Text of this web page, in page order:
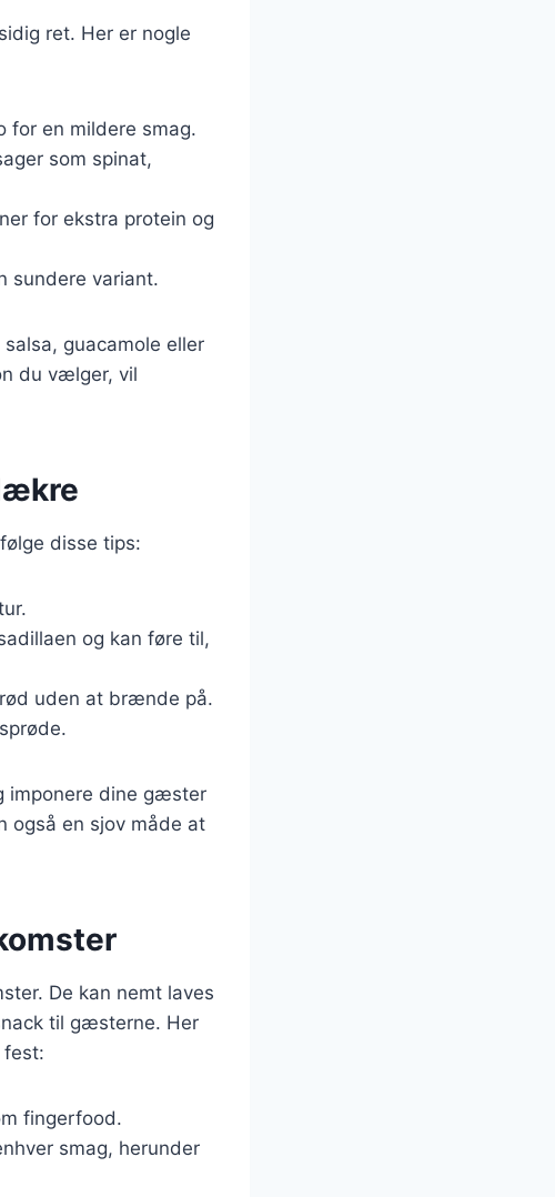
ret. Her er nogle
for en mildere smag.
som spinat,
for ekstra protein og
sundere variant.
guacamole eller
du vælger, vil
disse tips:
og kan føre til,
uden at brænde på.
imponere dine gæster
også en sjov måde at
De kan nemt laves
til gæsterne. Her
fest:
fingerfood.
smag, herunder